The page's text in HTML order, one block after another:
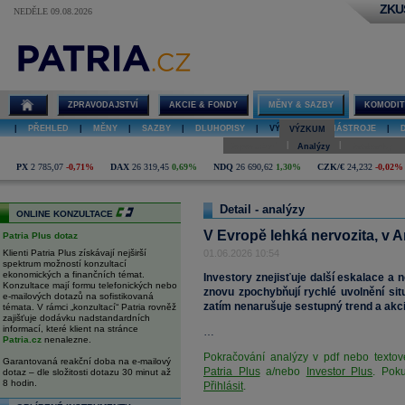
NEDĚLE 09.08.2026
nervozita, v
pokračování
optimismu o
AI
ZPRAVODAJSTVÍ AKCIE & FONDY MĚNY & SAZBY
PŘEHLED MĚNY SAZBY DLUHOPISY VÝZKUM | NÁSTROJE
VÝZKUM
Analýzy
PX 2 785,07 -0,71% DAX 26 319,45 0,69% NDQ 26 690,62 1,30% CZK/€ 24,232 -0,02%
ONLINE KONZULTACE
Patria Plus dotaz
Klienti Patria Plus získávají nejširší
spektrum možností konzultací
ekonomických a finančních témat.
Konzultace mají formu telefonických nebo
e-mailových dotazů na sofistikovaná
témata. V rámci „konzultací“ Patria rovněž
zajišťuje dodávku nadstandardních
informací, které klient na stránce
Patria.cz nenalezne.
Garantovaná reakční doba na e-mailový
dotaz – dle složitosti dotazu 30 minut až
8 hodin.
Detail - analýzy
V Evropě lehká nervozita, v
01.06.2026 10:54
Investory znejisťuje další eskalace a
znovu zpochybňují rychlé uvolnění
zatím nenarušuje sestupný trend a
…
Pokračování analýzy v pdf nebo
Patria Plusa/nebo Investor Plus.
Přihlásit.